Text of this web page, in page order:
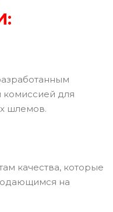
комиссией для
шлемов.
качества, которые
на